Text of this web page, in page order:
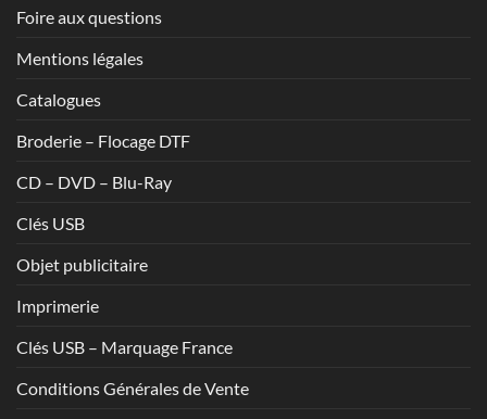
Foire aux questions
Mentions légales
Catalogues
Broderie – Flocage DTF
CD – DVD – Blu-Ray
Clés USB
Objet publicitaire
Imprimerie
Clés USB – Marquage France
Conditions Générales de Vente